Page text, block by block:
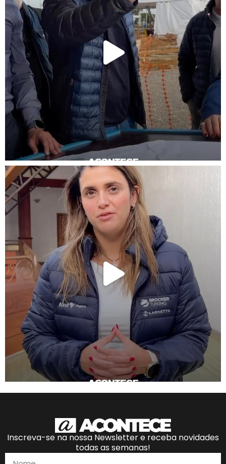
Inscreva-se na nossa Newsletter e receba novidades
todas as semanas!